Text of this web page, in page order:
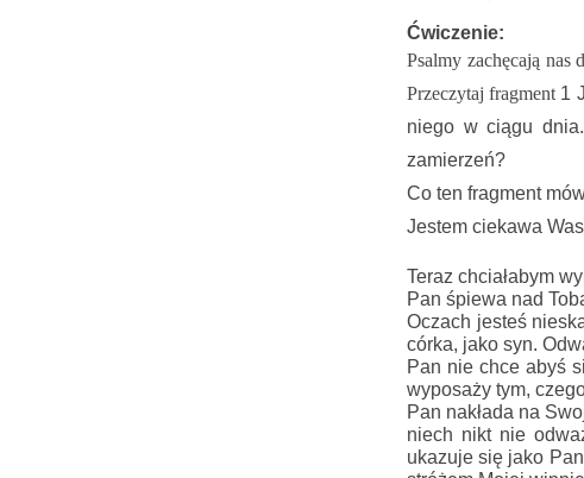
Ćwiczenie:
Psalmy zachęcają nas
Przeczytaj fragment 1
niego w ciągu
zamierzeń?
Co ten fragment
Jestem ciekawa
Teraz chciałabym
Pan śpiewa nad
Oczach jesteś
córka, jako syn.
Pan nie chce abyś
wyposaży tym,
Pan nakłada na
niech nikt nie
ukazuje się jako